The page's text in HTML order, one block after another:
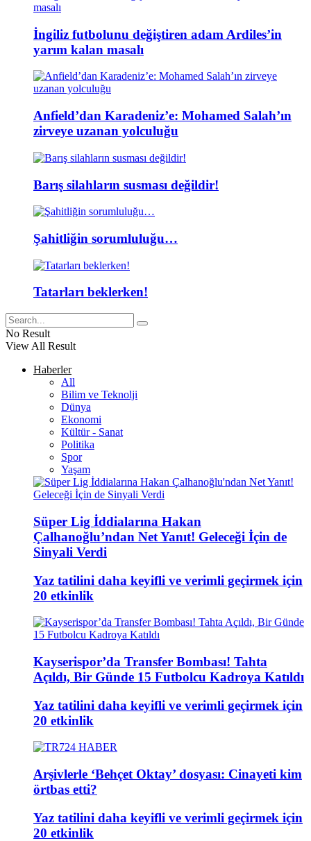
İngiliz futbolunu değiştiren adam Ardiles’in
yarım kalan masalı
Anfield’dan Karadeniz’e: Mohamed Salah’ın
zirveye uzanan yolculuğu
Barış silahların susması değildir!
Şahitliğin sorumluluğu…
Tatarları beklerken!
No Result
View All Result
Haberler
All
Bilim ve Teknolji
Dünya
Ekonomi
Kültür - Sanat
Politika
Spor
Yaşam
Süper Lig İddialarına Hakan
Çalhanoğlu’ndan Net Yanıt! Geleceği İçin de
Sinyali Verdi
Yaz tatilini daha keyifli ve verimli geçirmek için
20 etkinlik
Kayserispor’da Transfer Bombası! Tahta
Açıldı, Bir Günde 15 Futbolcu Kadroya Katıldı
Yaz tatilini daha keyifli ve verimli geçirmek için
20 etkinlik
Arşivlerle ‘Behçet Oktay’ dosyası: Cinayeti kim
örtbas etti?
Yaz tatilini daha keyifli ve verimli geçirmek için
20 etkinlik